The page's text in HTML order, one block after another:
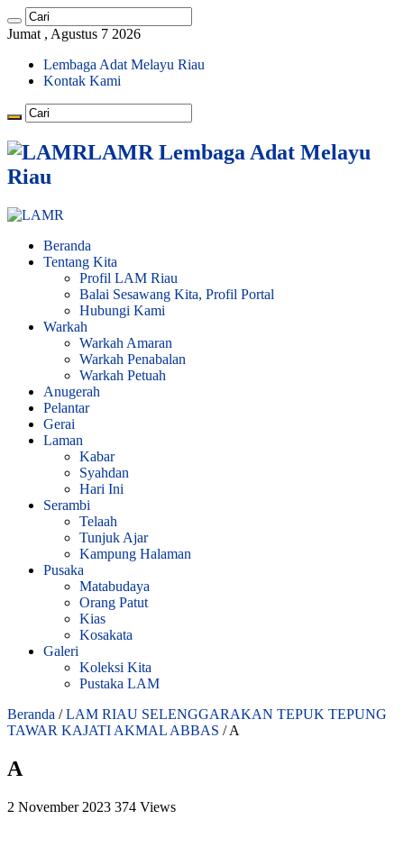
Jumat , Agustus 7 2026
Lembaga Adat Melayu Riau
Kontak Kami
LAMR Lembaga Adat Melayu
Riau
Beranda
Tentang Kita
Profil LAM Riau
Balai Sesawang Kita, Profil Portal
Hubungi Kami
Warkah
Warkah Amaran
Warkah Penabalan
Warkah Petuah
Anugerah
Pelantar
Gerai
Laman
Kabar
Syahdan
Hari Ini
Serambi
Telaah
Tunjuk Ajar
Kampung Halaman
Pusaka
Matabudaya
Orang Patut
Kias
Kosakata
Galeri
Koleksi Kita
Pustaka LAM
Beranda / LAM RIAU SELENGGARAKAN TEPUK TEPUNG
TAWAR KAJATI AKMAL ABBAS / A
A
2 November 2023 374 Views